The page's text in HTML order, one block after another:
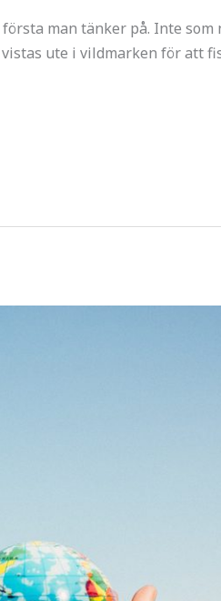
man tänker på. Inte
ute i vildmarken för att